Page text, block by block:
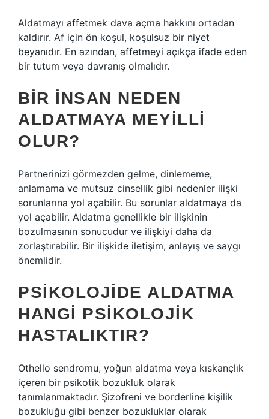
Aldatmayı affetmek dava açma hakkını ortadan
kaldırır. Af için ön koşul, koşulsuz bir niyet
beyanıdır. En azından, affetmeyi açıkça ifade eden
bir tutum veya davranış olmalıdır.
BIR INSAN NEDEN
ALDATMAYA MEYILLI
OLUR?
Partnerinizi görmezden gelme, dinlememe,
anlamama ve mutsuz cinsellik gibi nedenler ilişki
sorunlarına yol açabilir. Bu sorunlar aldatmaya da
yol açabilir. Aldatma genellikle bir ilişkinin
bozulmasının sonucudur ve ilişkiyi daha da
zorlaştırabilir. Bir ilişkide iletişim, anlayış ve saygı
önemlidir.
PSIKOLOJIDE ALDATMA
HANGI PSIKOLOJIK
HASTALIKTIR?
Othello sendromu, yoğun aldatma veya kıskançlık
içeren bir psikotik bozukluk olarak
tanımlanmaktadır. Şizofreni ve borderline kişilik
bozukluğu gibi benzer bozukluklar olarak